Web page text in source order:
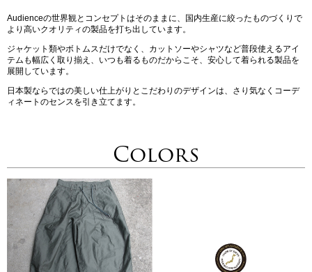
Audienceの世界観とコンセプトはそのままに、国内生産に絞ったものづくりで
より高いクオリティの製品を打ち出しています。
ジャケット類やボトムスだけでなく、カットソーやシャツなど普段使えるアイ
テムも幅広く取り揃え、いつも着るものだからこそ、安心して着られる製品を
展開しています。
日本製ならではの美しい仕上がりとこだわりのデザインは、さり気なくコーデ
ィネートのセンスを引き立てます。
Colors